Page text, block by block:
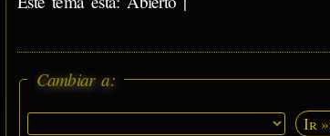
Cambiar a:
Ir